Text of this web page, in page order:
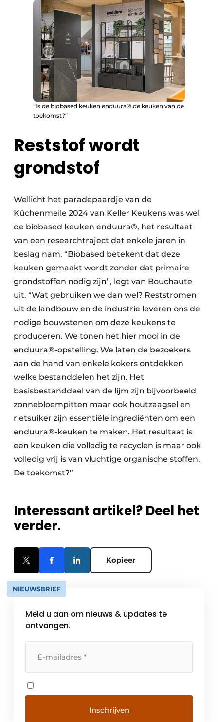
“Is de biobased keuken enduura® de keuken van de
toekomst?”
Reststof wordt
grondstof
Wellicht het paradepaardje van de
Küchenmeile 2024 van Keller Keukens was wel
de biobased keuken enduura®, het resultaat
van een researchtraject dat enkele jaren in
beslag nam. “Biobased betekent dat deze
keuken gemaakt wordt zonder dat primaire
grondstoffen nodig zijn”, legt van Bouchaute
uit. “Wat gebruiken we dan wel? Reststromen
uit de landbouw en de industrie leveren ons de
nodige bouwstenen om deze keukens te
produceren. We tonen het hier mooi in de
enduura®-opstelling. We laten de bezoekers
aan de hand van enkele kokers ontdekken
welke bestanddelen het zijn. Het
basisbestanddeel van de lijm zijn bijvoorbeeld
zonnebloempitten maar ook houtzaagsel en
rietsuiker zijn essentiële ingrediënten om een
enduura®-keuken te maken. Het resultaat is
een keuken die volledig te recyclen is maar ook
volledig vrij is van vluchtige organische stoffen.
De toekomst?”
Interessant artikel? Deel het
verder.
Kopieer
NIEUWSBRIEF
Meld u aan om nieuws & updates te
ontvangen.